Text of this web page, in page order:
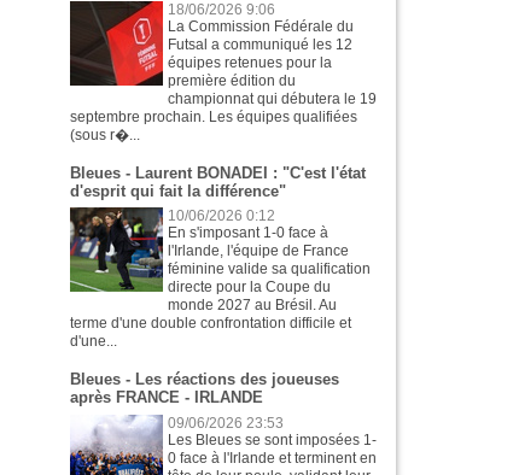
18/06/2026 9:06
La Commission Fédérale du
Futsal a communiqué les 12
équipes retenues pour la
première édition du
championnat qui débutera le 19
septembre prochain. Les équipes qualifiées
(sous r�...
Bleues - Laurent BONADEI : "C'est l'état
d'esprit qui fait la différence"
10/06/2026 0:12
En s'imposant 1-0 face à
l'Irlande, l'équipe de France
féminine valide sa qualification
directe pour la Coupe du
monde 2027 au Brésil. Au
terme d'une double confrontation difficile et
d'une...
Bleues - Les réactions des joueuses
après FRANCE - IRLANDE
09/06/2026 23:53
Les Bleues se sont imposées 1-
0 face à l'Irlande et terminent en